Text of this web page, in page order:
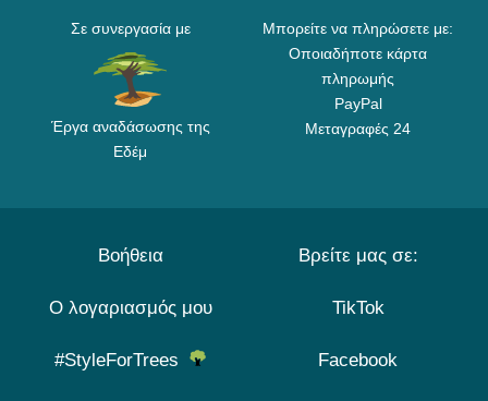
Σε συνεργασία με
Έργα αναδάσωσης της
Εδέμ
Μπορείτε να πληρώσετε με:
Οποιαδήποτε κάρτα
πληρωμής
PayPal
Μεταγραφές 24
Βοήθεια
Ο λογαριασμός μου
#StyleForTrees
Βρείτε μας σε:
TikTok
Facebook